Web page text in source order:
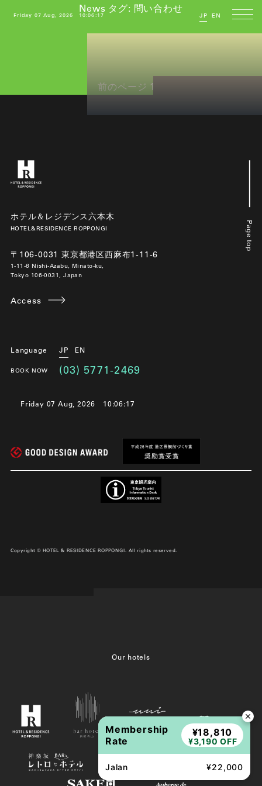
Friday 07 Aug, 2026 10:06:17 JP EN
News タグ: 問い合わせ
前のページ ペ
ジ
1
ジ
Page top
ホテル＆レジデンス六本木
HOTEL&RESIDENCE ROPPONGI
〒106-0031 東京都港区西麻布1-11-6
1-11-6 Nishi-Azabu, Minato-ku,
Tokyo 106-0031, Japan
Access
Language JP EN
BOOK NOW (03) 5771-2469
Friday 07 Aug, 2026 10:06:17
Copyright © HOTEL & RESIDENCE ROPPONGI. All rights reserved.
Our hotels
Membership
Rate
¥18,810
¥3,190 OFF
Jalan ¥22,000